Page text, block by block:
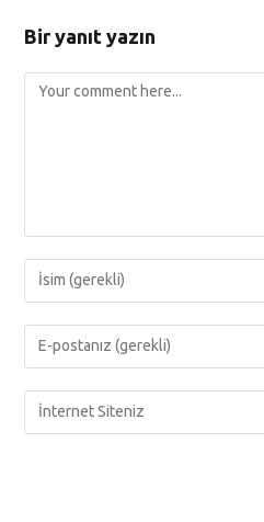
Bir yanıt yazın
Comment
Enter
your
name
comment
Enter
your
email
address
Enter
your